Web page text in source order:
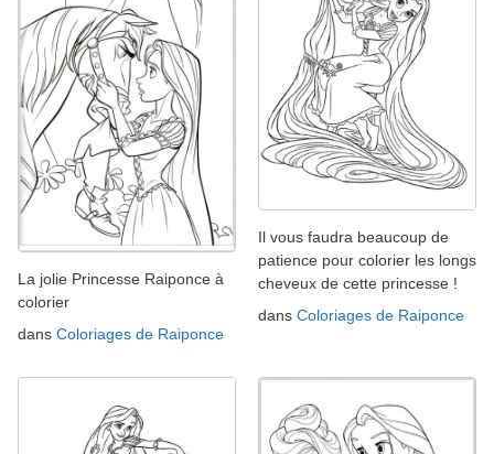
La jolie Princesse Raiponce à
colorier
dans Coloriages de Raiponce
Il vous faudra beaucoup de
patience pour colorier les longs
cheveux de cette princesse !
dans Coloriages de Raiponce